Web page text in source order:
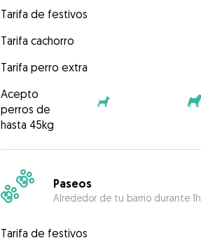
Tarifa de festivos
Tarifa cachorro
Tarifa perro extra
Acepto
perros de
hasta 45kg
Paseos
Alrededor de tu barrio durante 1h
Tarifa de festivos